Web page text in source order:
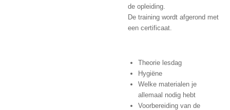
de opleiding.
De training wordt afgerond met
een certificaat.
Theorie lesdag
Hygiëne
Welke materialen je
allemaal nodig hebt
Voorbereiding van de